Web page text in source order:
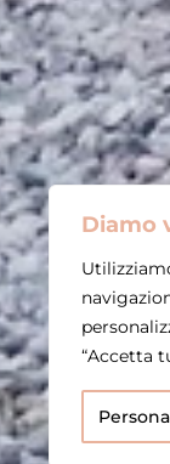
Diamo
“Accetta